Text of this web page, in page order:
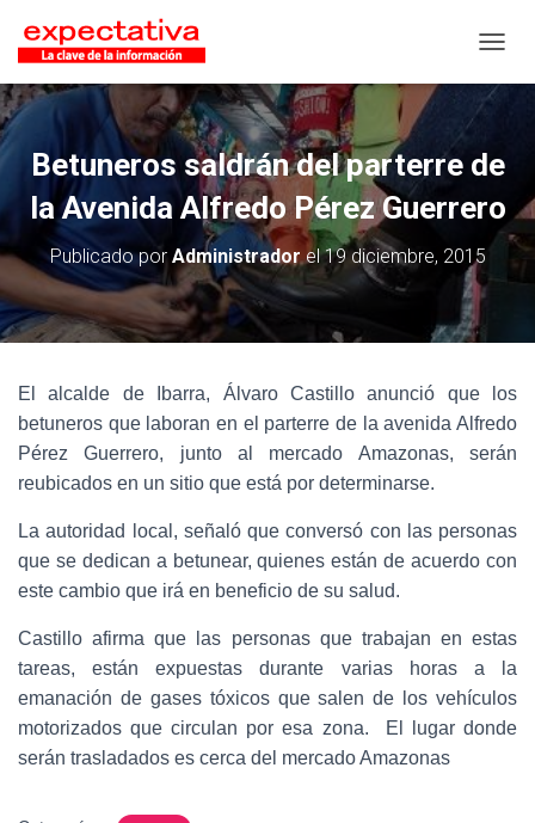
Betuneros saldrán del parterre de
la Avenida Alfredo Pérez Guerrero
Publicado por Administradorel19 diciembre, 2015
El alcalde de Ibarra, Álvaro Castillo anunció que los
betuneros que laboran en el parterre de la avenida Alfredo
Pérez Guerrero, junto al mercado Amazonas, serán
reubicados en un sitio que está por determinarse.
La autoridad local, señaló que conversó con las personas
que se dedican a betunear, quienes están de acuerdo con
este cambio que irá en beneficio de su salud.
Castillo afirma que las personas que trabajan en estas
tareas, están expuestas durante varias horas a la
emanación de gases tóxicos que salen de los vehículos
motorizados que circulan por esa zona. El lugar donde
serán trasladados es cerca del mercado Amazonas